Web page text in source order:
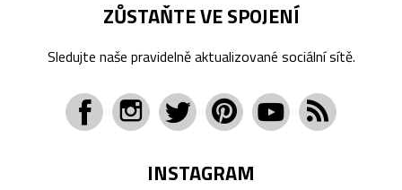
ZŮSTAŇTE VE SPOJENÍ
Sledujte naše pravidelně aktualizované sociální sítě.
INSTAGRAM